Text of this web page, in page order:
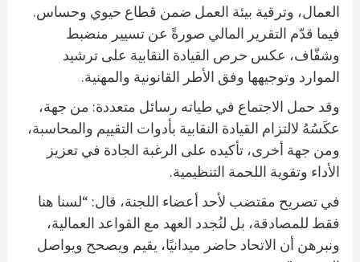
العمال، وترقية بيئة العمل ضمن قطاع حيوي وحساس.
فيما قدّم التقرير المالي صورةً عن تسيير منضبط
وشفّاف، عكس حرص القيادة النقابية على ترشيد
الموارد وتوجيهها وفق الأطر القانونية والمهنية.
وقد حمل الاجتماع في طياته رسائل متعددة: من جهة،
عكَسُهُ لالتزام القيادة النقابية بأدوات التقييم والمحاسبة،
ومن جهة أخرى، تأكيده على الرغبة الجادة في تعزيز
الأداء وتقوية اللحمة التنظيمية.
في تصريح مقتضب لأحد أعضاء اللجنة، قال: “لسنا هنا
فقط للمصادقة، بل لنُجدد العهد مع القواعد العمالية،
ونبرهن أن الاتحاد حاضر ميدانيًا، يقيم ويصحح ويواصل